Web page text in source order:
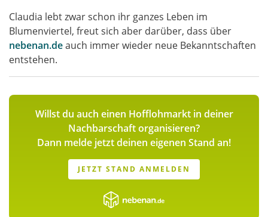
Claudia lebt zwar schon ihr ganzes Leben im
Blumenviertel, freut sich aber darüber, dass über
nebenan.deauch immer wieder neue Bekanntschaften
entstehen.
Willst du auch einen Hofflohmarkt in deiner
Nachbarschaft organisieren?
Dann melde jetzt deinen eigenen Stand an!
JETZT STAND ANMELDEN